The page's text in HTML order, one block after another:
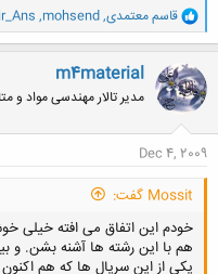
و
ا
ک
ن
ش
ه
ا
قاسم معتمدی,
mohsend
,
m4material
مدیر تالار مهندسی مواد و
Dec 4, 2009
Mossit گفت:
خودم این اتفاق می افته
هم با این رشته ها آشنه بشن. و